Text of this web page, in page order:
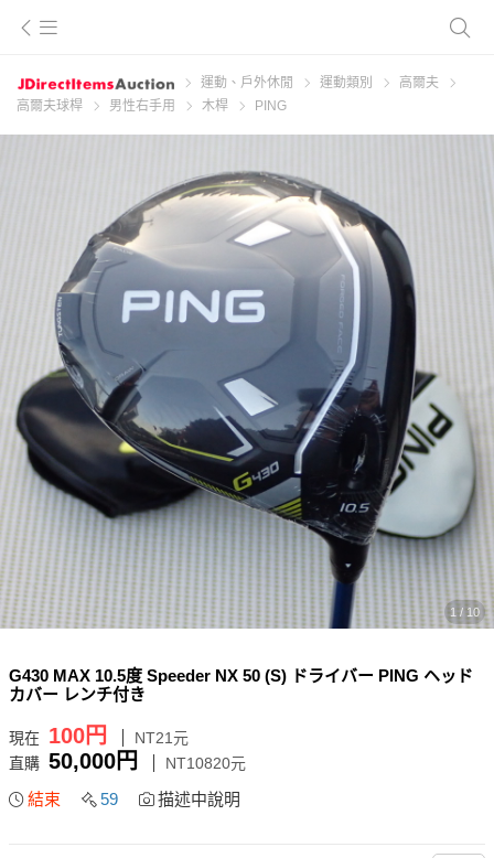
運動、戶外休閒 運動類別
高爾夫
高爾夫球桿
男性右手用 木桿 PING
1 / 10
G430 MAX 10.5度 Speeder NX 50 (S) ドライバー PING ヘッド
カバー レンチ付き
現在 100円
NT21元
直購 50,000円 NT10820元
結束 59 描述中說明